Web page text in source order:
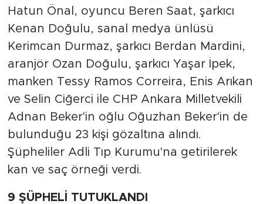
Hatun Önal, oyuncu Beren Saat, şarkıcı
Kenan Doğulu, sanal medya ünlüsü
Kerimcan Durmaz, şarkıcı Berdan Mardini,
aranjör Ozan Doğulu, şarkıcı Yaşar İpek,
manken Tessy Ramos Correira, Enis Arıkan
ve Selin Ciğerci ile CHP Ankara Milletvekili
Adnan Beker'in oğlu Oğuzhan Beker'in de
bulunduğu 23 kişi gözaltına alındı.
Şüpheliler Adli Tıp Kurumu'na getirilerek
kan ve saç örneği verdi.
9 ŞÜPHELİ TUTUKLANDI